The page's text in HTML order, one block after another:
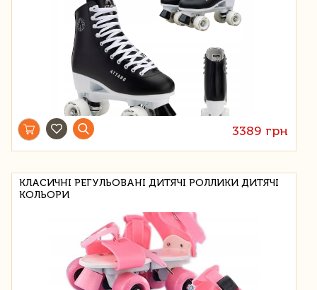
3389 грн
КЛАСИЧНІ РЕГУЛЬОВАНІ ДИТЯЧІ РОЛЛИКИ ДИТЯЧІ
КОЛЬОРИ